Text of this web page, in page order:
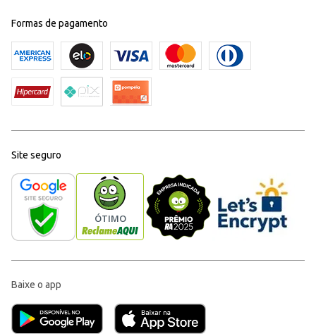
Formas de pagamento
Site seguro
Baixe o app